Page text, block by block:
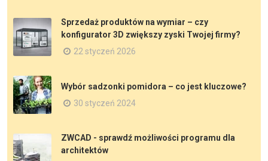
Sprzedaż produktów na wymiar – czy
konfigurator 3D zwiększy zyski Twojej firmy?
22 styczeń 2026
Wybór sadzonki pomidora – co jest kluczowe?
30 styczeń 2024
ZWCAD - sprawdź możliwości programu dla
architektów